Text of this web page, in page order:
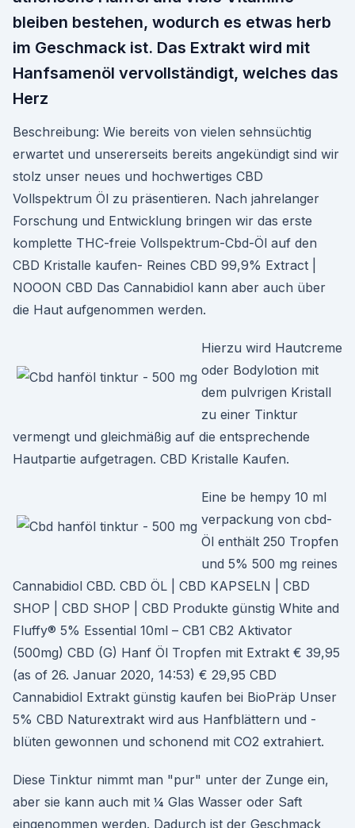
bleiben bestehen, wodurch es etwas herb
im Geschmack ist. Das Extrakt wird mit
Hanfsamenöl vervollständigt, welches das
Herz
Beschreibung: Wie bereits von vielen sehnsüchtig
erwartet und unsererseits bereits angekündigt sind wir
stolz unser neues und hochwertiges CBD
Vollspektrum Öl zu präsentieren. Nach jahrelanger
Forschung und Entwicklung bringen wir das erste
komplette THC-freie Vollspektrum-Cbd-Öl auf den
CBD Kristalle kaufen- Reines CBD 99,9% Extract |
NOOON CBD Das Cannabidiol kann aber auch über
die Haut aufgenommen werden.
Hierzu wird Hautcreme
oder Bodylotion mit
dem pulvrigen Kristall
zu einer Tinktur
vermengt und gleichmäßig auf die entsprechende
Hautpartie aufgetragen. CBD Kristalle Kaufen.
Eine be hempy 10 ml
verpackung von cbd-
Öl enthält 250 Tropfen
und 5% 500 mg reines
Cannabidiol CBD. CBD ÖL | CBD KAPSELN | CBD
SHOP | CBD SHOP | CBD Produkte günstig White and
Fluffy® 5% Essential 10ml – CB1 CB2 Aktivator
(500mg) CBD (G) Hanf Öl Tropfen mit Extrakt € 39,95
(as of 26. Januar 2020, 14:53) € 29,95 CBD
Cannabidiol Extrakt günstig kaufen bei BioPräp Unser
5% CBD Naturextrakt wird aus Hanfblättern und -
blüten gewonnen und schonend mit CO2 extrahiert.
Diese Tinktur nimmt man "pur" unter der Zunge ein,
aber sie kann auch mit ¼ Glas Wasser oder Saft
eingenommen werden. Dadurch ist der Geschmack